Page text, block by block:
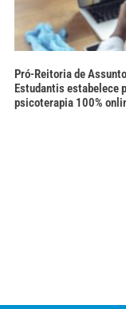
Pró-Reitoria de
Estudantis estabelece
psicoterapia 100%